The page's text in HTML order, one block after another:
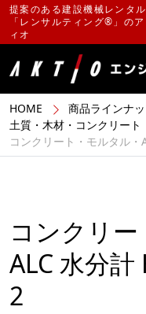
提案のある建設機械レンタル
「レンサルティング®」のア
ィオ
HOME 商品ラインナ
土質・木材・コンクリート
コンクリート・モルタル・
コンクリー
ALC 水分
2